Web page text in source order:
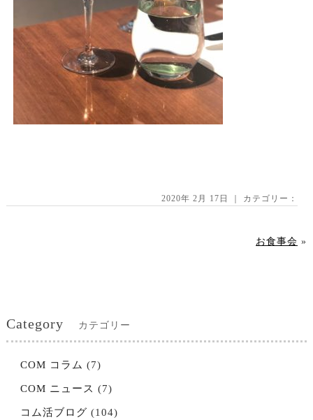
2020年 2月 17日 ｜ カテゴリー：
お食事会 »
Category カテゴリー
COM コラム (7)
COM ニュース (7)
コム活ブログ (104)